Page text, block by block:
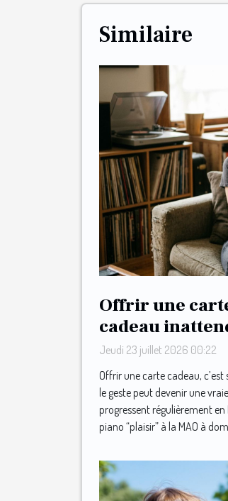
Similaire
Offrir une
cadeau
mélomanes
Jeudi 23 juillet 2026 00:22
Offrir une carte cadeau,
le geste peut devenir une
progressent régulièrement
piano “plaisir” à la MAO à